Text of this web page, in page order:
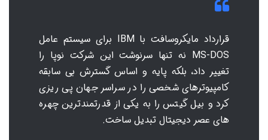
قرارداد مایکروسافت با IBM برای سیستم عامل
MS-DOS نه تنها سرنوشت این شرکت نوپا را
تغییر داد، بلکه پایه و اساس گسترش بی سابقه
کامپیوترهای شخصی را در سراسر جهان پی ریزی
کرد و بیل گیتس را به یکی از قدرتمندترین چهره
های عصر دیجیتال تبدیل ساخت.